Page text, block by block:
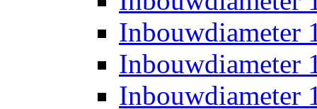
Inbouwdiameter
Inbouwdiameter
Inbouwdiameter